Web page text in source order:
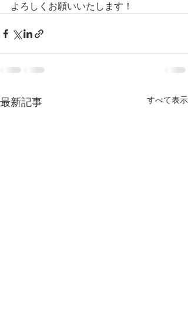
よろしくお願いいたします！
最新記事 すべて表示